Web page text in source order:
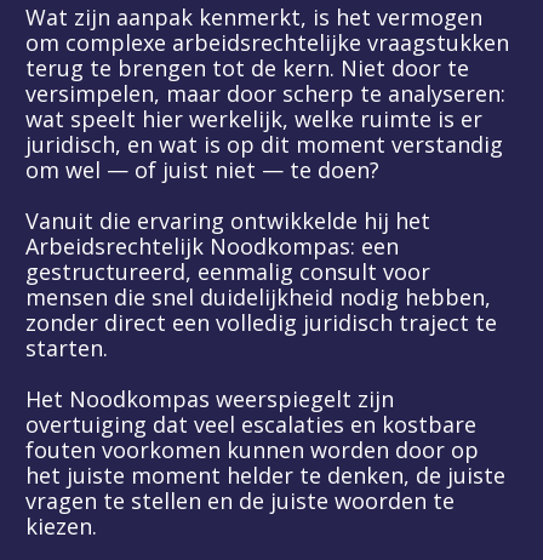
Wat zijn aanpak kenmerkt, is het vermogen
om complexe arbeidsrechtelijke vraagstukken
terug te brengen tot de kern. Niet door te
versimpelen, maar door scherp te analyseren:
wat speelt hier werkelijk, welke ruimte is er
juridisch, en wat is op dit moment verstandig
om wel — of juist niet — te doen?
Vanuit die ervaring ontwikkelde hij het
Arbeidsrechtelijk Noodkompas: een
gestructureerd, eenmalig consult voor
mensen die snel duidelijkheid nodig hebben,
zonder direct een volledig juridisch traject te
starten.
Het Noodkompas weerspiegelt zijn
overtuiging dat veel escalaties en kostbare
fouten voorkomen kunnen worden door op
het juiste moment helder te denken, de juiste
vragen te stellen en de juiste woorden te
kiezen.